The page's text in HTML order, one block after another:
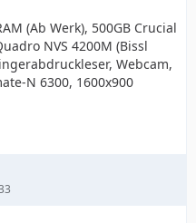
(Ab Werk), 500GB Crucial
NVS 4200M (Bissl
Webcam,
N 6300, 1600x900